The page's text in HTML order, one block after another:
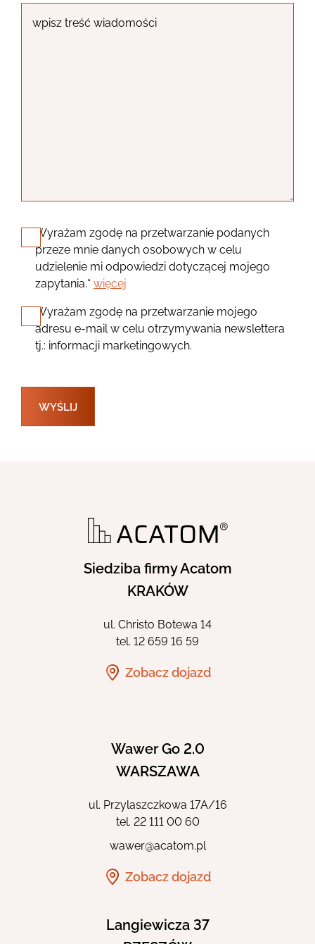
Wyrażam zgodę na przetwarzanie podanych
przeze mnie danych osobowych w celu
udzielenie mi odpowiedzi dotyczącej mojego
zapytania.* więcej
Wyrażam zgodę na przetwarzanie mojego
adresu e-mail w celu otrzymywania newslettera
tj.: informacji marketingowych.
WYŚLIJ
Siedziba firmy Acatom
KRAKÓW
ul. Christo Botewa 14
tel. 12 659 16 59
Zobacz dojazd
Wawer Go 2.0
WARSZAWA
ul. Przylaszczkowa 17A/16
tel. 22 111 00 60
wawer@acatom.pl
Zobacz dojazd
Langiewicza 37